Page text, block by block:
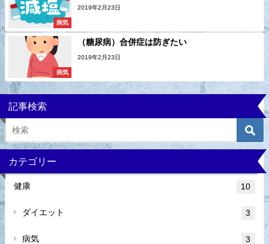
病気
2019年2月23日
病気
（糖尿病）合併症は防ぎたい
2019年2月23日
記事検索
カテゴリー
健康 10
ダイエット 3
病気 3